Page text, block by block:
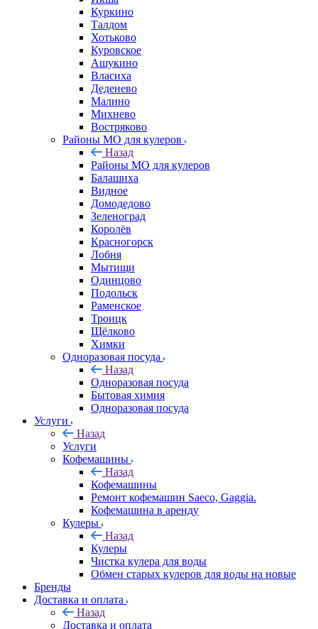
Куркино
Талдом
Хотьково
Куровское
Ашукино
Власиха
Деденево
Малино
Михнево
Востряково
Районы МО для кулеров
Назад
Районы МО для кулеров
Балашиха
Видное
Домодедово
Зеленоград
Королёв
Красногорск
Лобня
Мытищи
Одинцово
Подольск
Раменское
Троицк
Щёлково
Химки
Одноразовая посуда
Назад
Одноразовая посуда
Бытовая химия
Одноразовая посуда
Услуги
Назад
Услуги
Кофемашины
Назад
Кофемашины
Ремонт кофемашин Saeco, Gaggia.
Кофемашина в аренду
Кулеры
Назад
Кулеры
Чистка кулера для воды
Обмен старых кулеров для воды на новые
Бренды
Доставка и оплата
Назад
Доставка и оплата